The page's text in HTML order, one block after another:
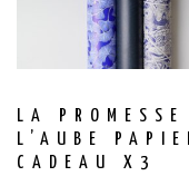
LA PROMESSE
L’AUBE
CADEAU X3